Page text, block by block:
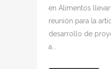
en Alimentos
reunión para la
desarrollo de
a...